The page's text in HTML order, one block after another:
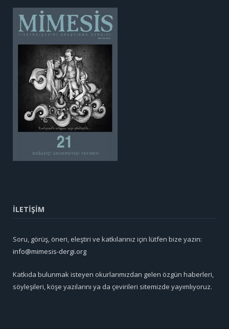
İLETİŞİM
Soru, görüş, öneri, eleştiri ve katkılarınız için lütfen bize yazın:
info@mimesis-dergi.org
Katkıda bulunmak isteyen okurlarımızdan gelen özgün haberleri,
söyleşileri, köşe yazılarını ya da çevirileri sitemizde yayımlıyoruz.